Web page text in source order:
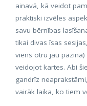
ainavā, kā veidot
praktiski izvēles
savu bērnības
tikai divas īsas
viens otru jau
veidojot kartes. Abi
gandrīz
vairāk laika, ko tiem